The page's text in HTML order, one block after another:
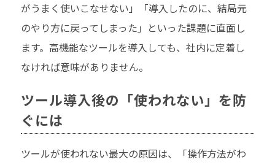
がうまく使いこなせない」「導入したのに、結局元
のやり方に戻ってしまった」といった課題に直面し
ます。高機能なツールを導入しても、社内に定着し
なければ意味がありません。
ツール導入後の「使われない」を防
ぐには
ツールが使われない最大の原因は、「操作方法がわ